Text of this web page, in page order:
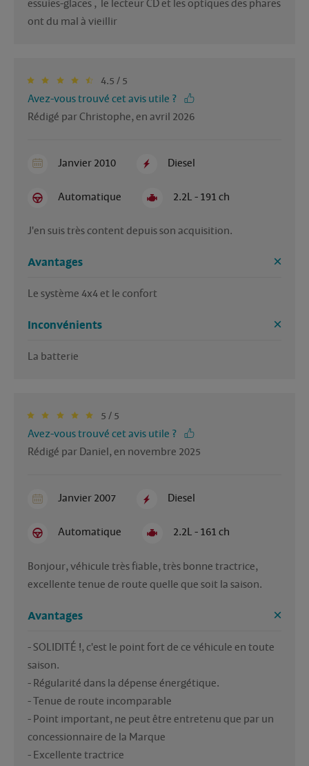
essuies-glaces ,  le lecteur CD et les optiques des phares
ont du mal à vieillir
4.5 / 5
Avez-vous trouvé cet avis utile ?
Rédigé par Christophe, en avril 2026
Janvier 2010 Diesel
Automatique 2.2L - 191 ch
J'en suis très content depuis son acquisition.
Avantages
Le système 4x4 et le confort
Inconvénients
La batterie
5 / 5
Avez-vous trouvé cet avis utile ?
Rédigé par Daniel, en novembre 2025
Janvier 2007 Diesel
Automatique 2.2L - 161 ch
Bonjour, véhicule très fiable, très bonne tractrice,
excellente tenue de route quelle que soit la saison.
Avantages
- SOLIDITÉ !, c'est le point fort de ce véhicule en toute
saison.
- Régularité dans la dépense énergétique.
- Tenue de route incomparable
- Point important, ne peut être entretenu que par un
concessionnaire de la Marque
- Excellente tractrice